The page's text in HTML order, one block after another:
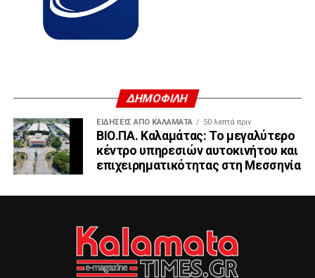
ΔΗΜΟΦΙΛΗ
ΕΙΔΗΣΕΙΣ ΑΠΟ ΚΑΛΑΜΑΤΑ 50 λεπτά πριν
ΒΙΟ.ΠΑ. Καλαμάτας: Το μεγαλύτερο
κέντρο υπηρεσιών αυτοκινήτου και
επιχειρηματικότητας στη Μεσσηνία